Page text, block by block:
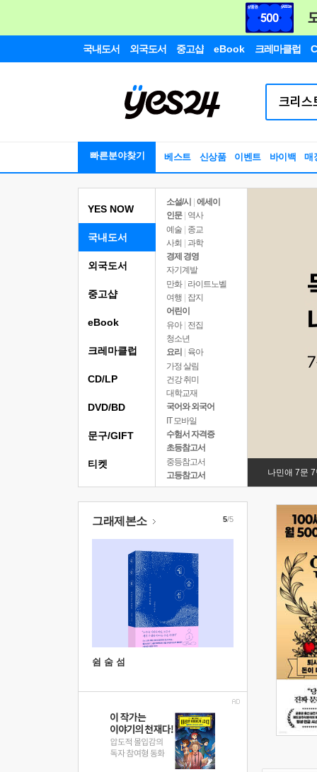
국내도서 외국도서 중고샵 eBook 크레마클럽
빠른분야찾기 베스트 신상품 이벤트 바이백 매
YES NOW
국내도서
소설/시
에세이
인문
역사
예술 | 종교
사회 | 과학
경제 경영
자기계발
만화 | 라이트노벨
여행
잡지
어린이
유아 | 전집
청소년
요리
육아
가정 살림
건강 취미
대학교재
국어와 외국어
IT 모바일
수험서 자격증
초등참고서
중등참고서
고등참고서
나민애 7문
외국도서
중고샵
eBook
크레마클럽
CD/LP
DVD/BD
문구/GIFT
티켓
그래제본소
쉼 숨 섬
5/5